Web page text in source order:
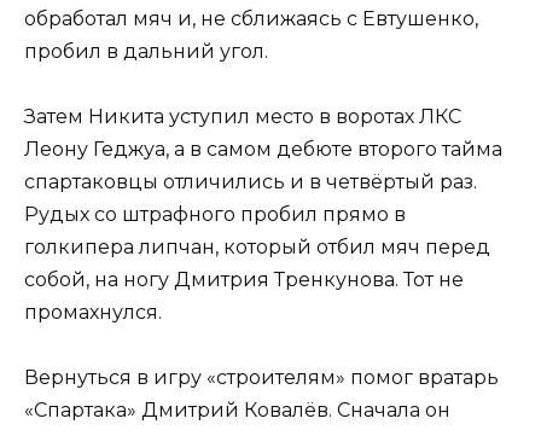
обработал мяч и, не сближаясь с Евтушенко,
пробил в дальний угол.
Затем Никита уступил место в воротах ЛКС
Леону Геджуа, а в самом дебюте второго тайма
спартаковцы отличились и в четвёртый раз.
Рудых со штрафного пробил прямо в
голкипера липчан, который отбил мяч перед
собой, на ногу Дмитрия Тренкунова. Тот не
промахнулся.
Вернуться в игру «строителям» помог вратарь
«Спартака» Дмитрий Ковалёв. Сначала он